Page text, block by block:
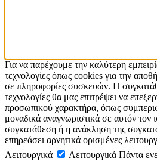
Για να παρέχουμε την καλύτερη
τεχνολογίες όπως cookies για την
σε πληροφορίες συσκευών. Η
τεχνολογίες θα μας επιτρέψει να
προσωπικού χαρακτήρα, όπως
μοναδικά αναγνωριστικά σε αυτόν τον
συγκατάθεση ή η ανάκληση της
επηρεάσει αρνητικά ορισμένες
Λειτουργικά
Λειτουργικά Πάντα